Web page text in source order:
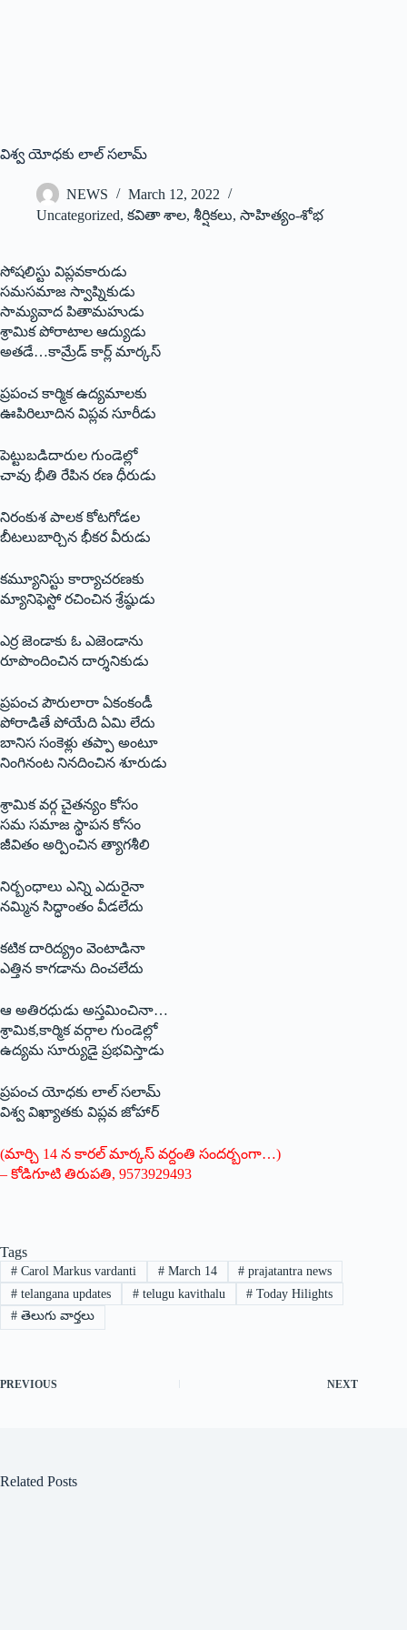
విశ్వ యోధకు లాల్‌ ‌సలామ్‌
NEWS
March 12, 2022
Uncategorized, కవితా శాల, శీర్షికలు, సాహిత్యం-శోభ
సోషలిస్టు విప్లవకారుడు
సమసమాజ స్వాప్నికుడు
సామ్యవాద పితామహుడు
శ్రామిక పోరాటాల ఆద్యుడు
అతడే…కామ్రేడ్‌ ‌కార్ల్ ‌మార్కస్
‌ప్రపంచ కార్మిక ఉద్యమాలకు
ఊపిరిలూదిన విప్లవ సూరీడు
పెట్టుబడిదారుల గుండెల్లో
చావు భీతి రేపిన రణ ధీరుడు
నిరంకుశ పాలక కోటగోడల
బీటలుబార్చిన భీకర వీరుడు
కమ్యూనిస్టు కార్యాచరణకు
మ్యానిఫెస్టో రచించిన శ్రేష్ఠుడు
ఎర్ర జెండాకు ఓ ఎజెండాను
రూపొందించిన దార్శనికుడు
ప్రపంచ పౌరులారా ఏకంకండీ
పోరాడితే పోయేది ఏమి లేదు
బానిస సంకెళ్లు తప్పా అంటూ
నింగినంట నినదించిన శూరుడు
శ్రామిక వర్గ చైతన్యం కోసం
సమ సమాజ స్థాపన కోసం
జీవితం అర్పించిన త్యాగశీలి
నిర్బంధాలు ఎన్ని ఎదురైనా
నమ్మిన సిద్ధాంతం వీడలేదు
కటిక దారిద్య్రం వెంటాడినా
ఎత్తిన కాగడాను దించలేదు
ఆ అతిరధుడు అస్తమించినా…
శ్రామిక,కార్మిక వర్గాల గుండెల్లో
ఉద్యమ సూర్యుడై ప్రభవిస్తాడు
ప్రపంచ యోధకు లాల్‌ ‌సలామ్‌
‌విశ్వ విఖ్యాతకు విప్లవ జోహార్‌
(‌మార్చి 14 న కారల్‌ ‌మార్కస్ ‌వర్దంతి సందర్బంగా…)
– కోడిగూటి తిరుపతి, 9573929493
Tags
#Carol‌ ‌Markus ‌vardanti #March 14 # prajatantra news
#telangana updates #telugu kavithalu # Today Hilights
#తెలుగు వార్తలు
PREVIOUS NEXT
Related Posts